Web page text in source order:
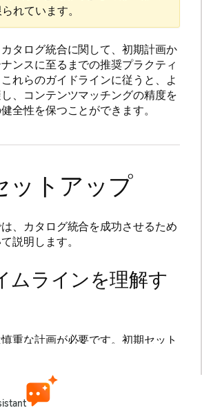
れています。
タログ統合に関して、初期計画か
ンスに至るまでの推奨プラクティ
れらのガイドラインに従うと、よ
、コンテンツマッチングの精度を
全性を保つことができます。
ットアップ
、カタログ統合を成功させるため
説明します。
ムラインを理解す
重な計画が必要です。初期セット
カウントのセットアップ、S3バケッ
ニング、IAMロールの構成。